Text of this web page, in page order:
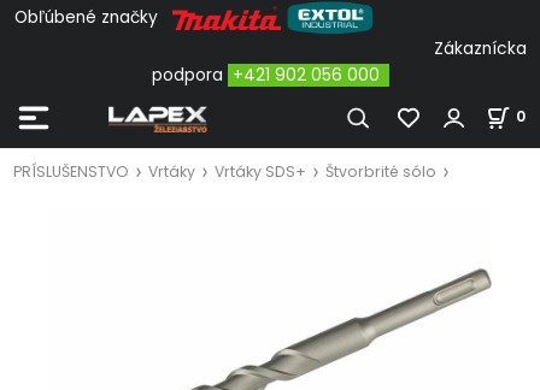
Obľúbené značky
Zákaznícka
podpora +421 902 056 000
0
PRÍSLUŠENSTVO Vrtáky Vrtáky SDS+ Štvorbrité sólo